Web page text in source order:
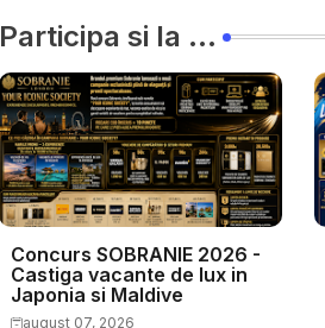
Participa si la ...
Concurs SOBRANIE 2026 -
Castiga vacante de lux in
Japonia si Maldive
august 07, 2026